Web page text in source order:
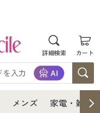
詳細検索 カート
メンズ 家電・雑貨